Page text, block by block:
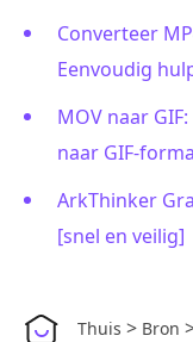
Converteer
Eenvoudig
MOV naar
naar GIF-
ArkThinker
[snel en veilig]
Thuis > Bron